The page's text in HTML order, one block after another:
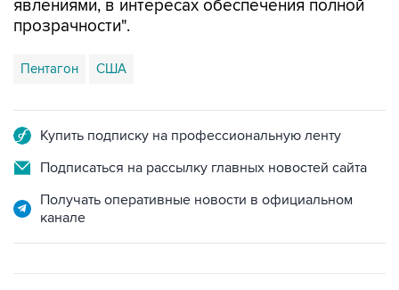
Пентагон США
Подписаться на рассылку главных новостей сайта
Получать оперативные новости в официальном